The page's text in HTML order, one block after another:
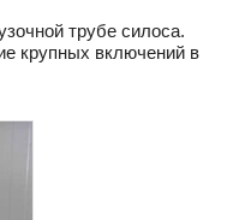
трубе силоса.
крупных включений в